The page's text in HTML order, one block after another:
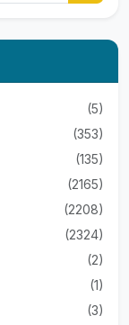
(5)
(353)
(135)
(2165)
(2208)
(2324)
(2)
(1)
(3)